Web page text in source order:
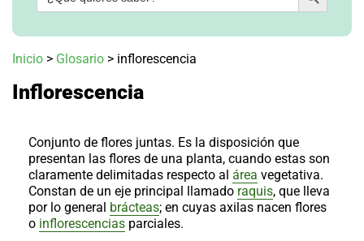
en
más
Agrotendencia
Planes
Glosario
Agroshow
Regístrate
suscríbete
Contáctenos
Inicio > Glosario > inflorescencia
Inflorescencia
Conjunto de flores juntas. Es la disposición que
presentan las flores de una planta, cuando estas son
claramente delimitadas respecto al área vegetativa.
Constan de un eje principal llamado raquis, que lleva
por lo general brácteas; en cuyas axilas nacen flores
o inflorescencias parciales.